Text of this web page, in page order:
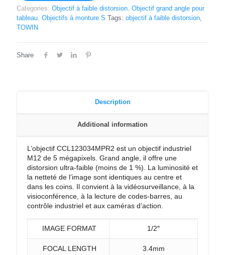
Categories: Objectif à faible distorsion, Objectif grand angle pour
tableau, Objectifs à monture S Tags: objectif à faible distorsion,
TOWIN
Share
Description
Additional information
L’objectif CCL123034MPR2 est un objectif industriel
M12 de 5 mégapixels. Grand angle, il offre une
distorsion ultra-faible (moins de 1 %). La luminosité et
la netteté de l’image sont identiques au centre et
dans les coins. Il convient à la vidéosurveillance, à la
visioconférence, à la lecture de codes-barres, au
contrôle industriel et aux caméras d’action.
IMAGE FORMAT 1/2″
FOCAL LENGTH 3.4mm